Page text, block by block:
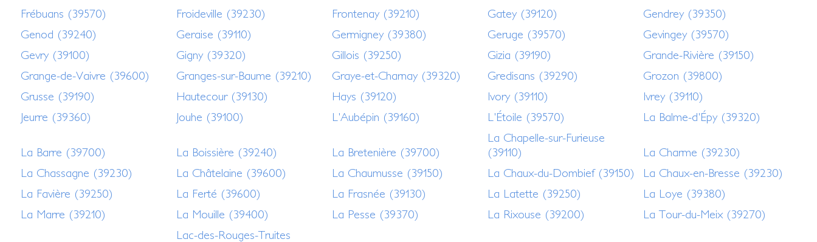
Frébuans (39570)
Froideville (39230) Frontenay (39210) Gatey (39120)
Gendrey (39350)
Genod (39240)
Geraise (39110) Germigney (39380) Geruge (39570)
Gevingey (39570)
Gevry (39100)
Gigny (39320) Gillois (39250) Gizia (39190)
Grande-Rivière (39150)
Grange-de-Vaivre (39600)
Granges-sur-Baume (39210) Graye-et-Charnay (39320) Gredisans (39290)
Grozon (39800)
Grusse (39190)
Hautecour (39130) Hays (39120) Ivory (39110)
Ivrey (39110)
Jeurre (39360)
Jouhe (39100) L'Aubépin (39160) L'Étoile (39570) La Balme-d'Épy (39320)
La Barre (39700) La Boissière (39240) La Bretenière (39700)
La Chapelle-sur-Furieuse
(39110)
La Charme (39230)
La Chassagne (39230)
La Châtelaine (39600) La Chaumusse (39150) La Chaux-du-Dombief (39150)
La Chaux-en-Bresse (39230)
La Favière (39250)
La Ferté (39600) La Frasnée (39130) La Latette (39250)
La Loye (39380)
La Marre (39210)
La Mouille (39400) La Pesse (39370) La Rixouse (39200) La Tour-du-Meix (39270)
Lac-des-Rouges-Truites